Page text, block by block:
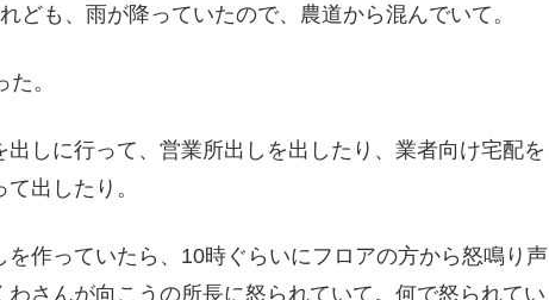
ども、雨が降っていたので、農道から混んでいて。
。
しに行って、営業所出しを出したり、業者向け宅配を
出したり。
作っていたら、10時ぐらいにフロアの方から怒鳴り声
さんが向こうの所長に怒られていて。何で怒られてい